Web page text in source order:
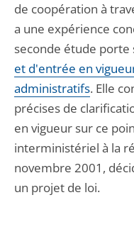
de coopération à
a une expérience
seconde étude porte
et d'entrée en
administratifs. Elle
précises de
en vigueur sur ce
interministériel à la
novembre 2001,
un projet de loi.